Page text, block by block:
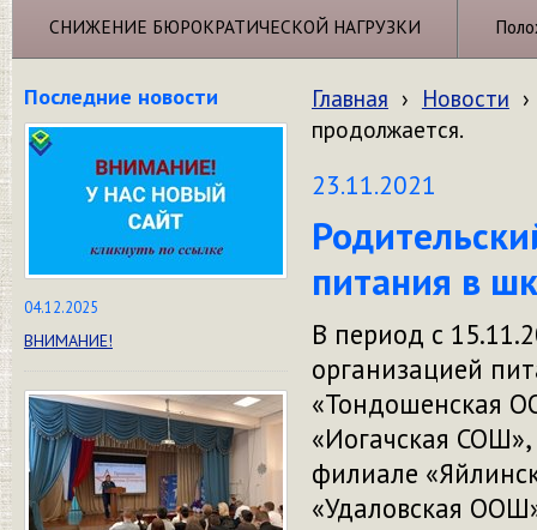
СНИЖЕНИЕ БЮРОКРАТИЧЕСКОЙ НАГРУЗКИ
Последние новости
04.12.2025
ВНИМАНИЕ!
Главная › Новости ›
продолжается.
23.11.2021
питания в
В период с
организацией
«Тондошенская
«Иогачская
филиале
«Удаловская